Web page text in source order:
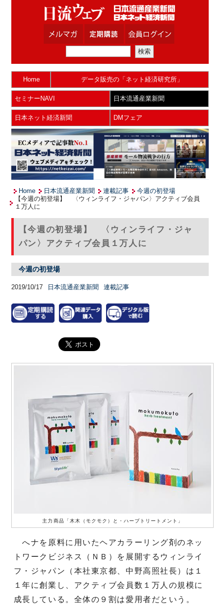
Home データ販売の「ネット経済研究所」
セミナーNAVI 日本流通産業新聞
日本ネット経済新聞 DMフェア
Home 日本流通産業新聞 連載記事
今週の初登場
【今週の初登場】 〈ウィンライフ・ジャパン〉アクティブ会員
１万人に
【今週の初登場】 〈ウィンライフ・ジャ
パン〉アクティブ会員１万人に
今週の初登場
2019/10/17 日本流通産業新聞 連載記事
主力商品「木木（モクモク）と・ハーブトリートメント」
へナを原料に用いたヘアカラーリング剤のネッ
トワークビジネス（ＮＢ）を展開するウィンライ
フ・ジャパン（本社東京都、中野高照社長）は１
１年に創業し、アクティブ会員数１万人の規模に
成長している。全体の９割は愛用者だという。